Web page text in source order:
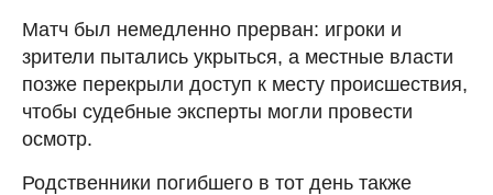
Матч был немедленно прерван: игроки и
зрители пытались укрыться, а местные власти
позже перекрыли доступ к месту происшествия,
чтобы судебные эксперты могли провести
осмотр.
Родственники погибшего в тот день также